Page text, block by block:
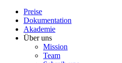
Preise
Dokumentation
Akademie
Über uns
Mission
Team